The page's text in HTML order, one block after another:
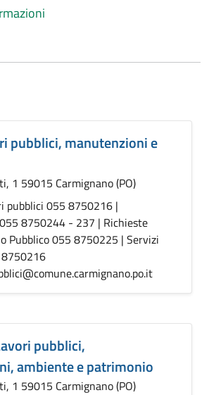
pubblici, manutenzioni e
1 59015 Carmignano (PO)
pubblici 055 8750216 |
8750244 - 237 | Richieste
Pubblico 055 8750225 | Servizi
pubblici,
ambiente e patrimonio
1 59015 Carmignano (PO)